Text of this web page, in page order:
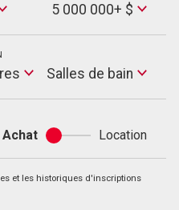
Max
Price
5 000 000+ $
Salles
de
Salles de bain
Achat
Achat
ou
location
Location
et les historiques d'inscriptions